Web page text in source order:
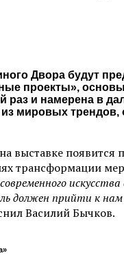
Двора будут
проекты»,
раз и намерена в
мировых
выставке появится
трансформации
должен прийти к
Василий Бычков.